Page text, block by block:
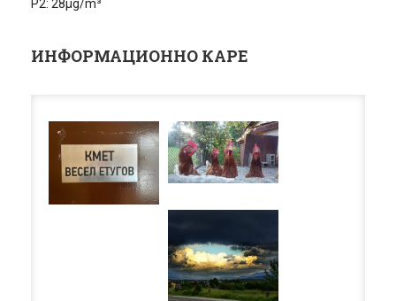
P2: 28µg/m³
ИНФОРМАЦИОННО КАРЕ